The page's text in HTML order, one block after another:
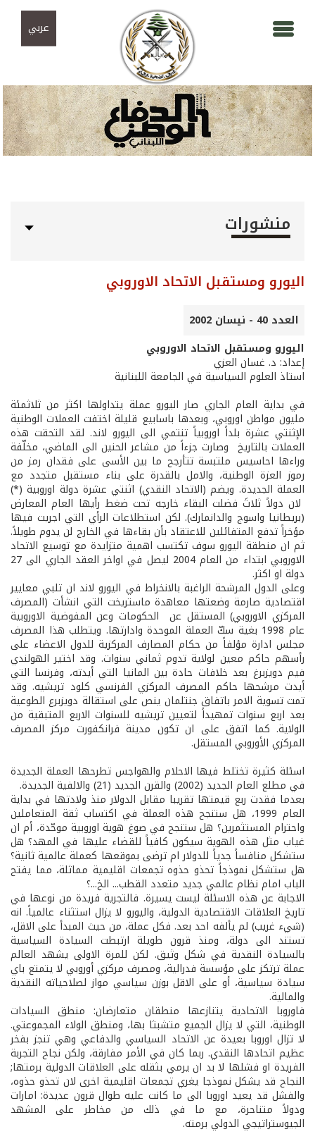
عربي
منشورات
اليورو ومستقبل الاتحاد الاوروبي
العدد 40 - نيسان 2002
اليورو ومستقبل الاتحاد الاوروبي
إعداد: د. غسان العزي
استاذ العلوم السياسية في الجامعة اللبنانية
في بداية العام الجاري صار اليورو عملة يتداولها اكثر من ثلاثمئة
مليون مواطن اوروبي، وبعدها باسابيع قليلة اختفت العملات الوطنية
الإثنتي عشرة بلداً اوروبياً تنتمي الى اليورو لاند. لقد التحقت هذه
العملات بالتاريخ وصارت جزءاً من مشاعر الحنين الى الماضي، مخلّفة
وراءها احاسيس ملتبسة تتأرجح ما بين الأسى على فقدان رمز من
رموز العزة الوطنية، والامل بالقدرة على بناء مستقبل متجدد مع
العملة الجديدة. ويضم (الاتحاد النقدي) اثنتي عشرة دولة اوروبية (*)
لان دولاً ثلاثَ فضلت البقاء خارجه تحت ضغط رأيها العام المعارض
(بريطانيا واسوج والدانمارك). لكن استطلاعات الرأي التي اجريت فيها
مؤخراً تدفع المتفائلين للاعتقاد بأن بقاءها في الخارج لن يدوم طويلاً.
ثم ان منطقة اليورو سوف تكتسب اهمية متزايدة مع توسيع الاتحاد
الاوروبي ابتداء من العام 2004 ليصل في اواخر العقد الجاري الى 27
دولة او اكثر.
وعلى الدول المرشحة الراغبة بالانخراط في اليورو لاند ان تلبي معايير
اقتصادية صارمة وضعتها معاهدة ماستريخت التي انشأت (المصرف
المركزي الاوروبي) المستقل عن الحكومات وعن المفوضية الاوروبية
عام 1998 بغية سكّ العملة الموحدة وادارتها. ويتطلب هذا المصرف
مجلس ادارة مؤلفاً من حكام المصارف المركزية للدول الاعضاء على
رأسهم حاكم معين لولاية تدوم ثماني سنوات. وقد اختير الهولندي
فيم دويزبرغ بعد خلافات حادة بين المانيا التي أيدته، وفرنسا التي
أيدت مرشحها حاكم المصرف المركزي الفرنسي كلود تريشيه. وقد
تمت تسوية الامر باتفاق جنتلمان ينص على استقالة دويزبرع الطوعية
بعد اربع سنوات تمهيداً لتعيين تريشيه للسنوات الاربع المتبقية من
الولاية. كما اتفق على ان تكون مدينة فرانكفورت مركز المصرف
المركزي الأوروبي المستقل.
اسئلة كثيرة تختلط فيها الاحلام والهواجس تطرحها العملة الجديدة
في مطلع العام الجديد (2002) والقرن الجديد (21) والالفية الجديدة.
بعدما فقدت ربع قيمتها تقريبا مقابل الدولار منذ ولادتها في بداية
العام 1999، هل ستنجح هذه العملة في اكتساب ثقة المتعاملين
واحترام المستثمرين؟ هل ستنجح في صوغ هوية اوروبية موحّدة، أم ان
غياب مثل هذه الهوية سيكون كافياً للقضاء عليها في المهد؟ هل
ستشكل منافساً جدياً للدولار ام ترضى بموقعها كعملة عالمية ثانية؟
هل ستشكل نموذجاً تحذو حذوه تجمعات اقليمية مماثلة، مما يفتح
الباب امام نظام عالمي جديد متعدد القطب... الخ...؟
الاجابة عن هذه الاسئلة ليست يسيرة. فالتجرية فريدة من نوعها في
تاريخ العلاقات الاقتصادية الدولية، واليورو لا يزال استثناء عالمياً. انه
(شيء غريب) لم يألفه احد بعد. فكل عملة، من حيث المبدأ على الاقل،
تستند الى دولة، ومنذ قرون طويلة ارتبطت السيادة السياسية
بالسيادة النقدية في شكل وثيق. لكن للمرة الاولى يشهد العالم
عملة ترتكز على مؤسسة فدرالية، ومصرف مركزي أوروبي لا يتمتع باي
سيادة سياسية، أو على الاقل بوزن سياسي مواز لصلاحياته النقدية
والمالية.
فاوروبا الاتحادية يتنازعها منطقان متعارضان: منطق السيادات
الوطنية، التي لا يزال الجميع متشبثا بها، ومنطق الولاء المجموعتي.
لا تزال اوروبا بعيدة عن الاتحاد السياسي والدفاعي وهي تنجز بفخر
عظيم اتحادها النقدي. ربما كان في الأمر مفارقة، ولكن نجاح التجربة
الفريدة او فشلها لا بد ان يرمي بثقله على العلاقات الدولية برمتها;
النجاح قد يشكل نموذجا يغري تجمعات اقليمية اخرى لان تحذو حذوه،
والفشل قد يعيد اوروبا الى ما كانت عليه طوال قرون عديدة: امارات
ودولاً متناحرة، مع ما في ذلك من مخاطر على المشهد
الجيوستراتيجي الدولي برمته.